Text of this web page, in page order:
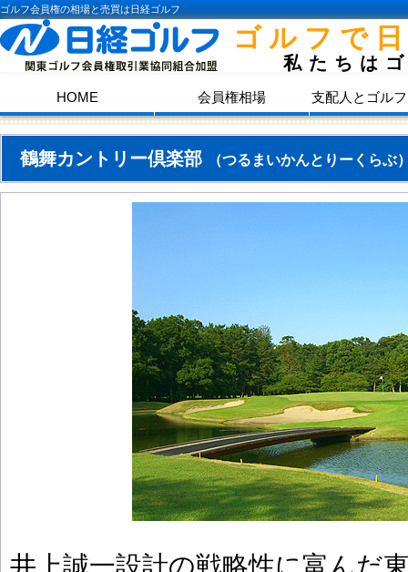
ゴルフ会員権の相場と売買は日経ゴルフ
ゴルフで
私たちは
HOME 会員権相場 支配人とゴル
鶴舞カントリー倶楽部 （つるまいかんとりーくらぶ
井上誠一設計の戦略性に富んだ